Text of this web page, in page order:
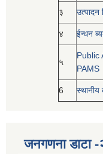
३ उत्पादन
४ ईन्धन
५
Public
PAMS
6
जनगणना डाटा